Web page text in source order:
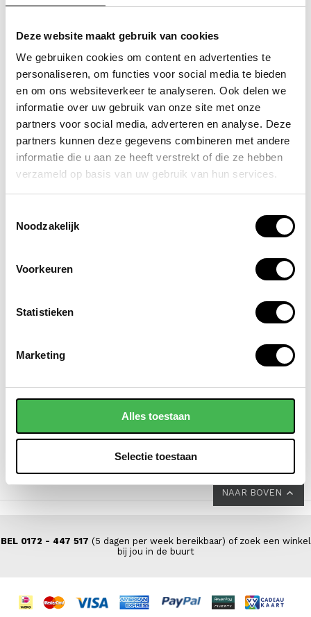
Deze website maakt gebruik van cookies
We gebruiken cookies om content en advertenties te
personaliseren, om functies voor social media te bieden
en om ons websiteverkeer te analyseren. Ook delen we
informatie over uw gebruik van onze site met onze
partners voor social media, adverteren en analyse. Deze
partners kunnen deze gegevens combineren met andere
informatie die u aan ze heeft verstrekt of die ze hebben
verzameld op basis van uw gebruik van hun services.
Noodzakelijk
Voorkeuren
Statistieken
Marketing
Alles toestaan
Selectie toestaan
koffer / trolley /
reiskoffer 75 cm (large)
s'cure
VAN 249,00VOOR 159,00
koffer / trolley /
reiskoffer 75 cm (large)
s'cure
VAN 249,00VOOR 159,00
POPULAIRE EN BEST VERKOCHT
laptoprugzak / rugtas /
pak'r
laptoptas / handtas /
clara paris
NAAR BOVEN
BEL 0172 - 447 517 (5 dagen per week bereikbaar) of zoek een winkel
bij jou in de buurt